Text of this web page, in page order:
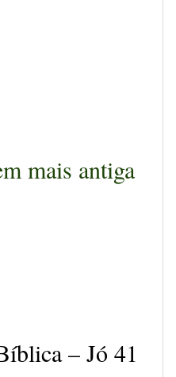
mais antiga
– Jó 41